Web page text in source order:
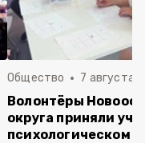
Общество 7 августа ,
Волонтёры
округа приняли
психологическом